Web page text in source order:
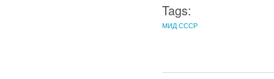
Tags:
МИД СССР